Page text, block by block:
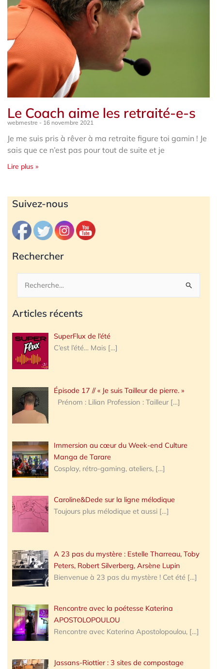
Le Coach aime les retraité-e-s
webmestre 16 novembre 2021
Je me suis pris à rêver à ma retraite figure toi gamin ! Je
sais que ce n’est pas pour tout de suite et je
Lire plus »
Suivez-nous
Rechercher
Rechercher :
Articles récents
SuperFlux de l’été
C’est l’été… Mais […]
Épisode 17 // « Je suis Tailleur de pierre. »
Prénom : Lilian Profession : Tailleur […]
Immersion au cœur du Week-end Culture
Manga de Tarare
Cosplay, rétro-gaming, ateliers, […]
Caroline&Dede sur la ligne mélodique
Toujours plus mélodique et aussi […]
A 23 pas du mystère : Estelle Tharreau, Toby
Peters, Robert Silverberg, Arsène Lupin
Bienvenue à 23 pas du mystère ! Cet été […]
Rencontre avec la poétesse Katerina
APOSTOLOPOULOU
Rencontre avec Katerina Apostolopoulou, […]
Jassans-Riottier : 3 sites de compostage
Archives